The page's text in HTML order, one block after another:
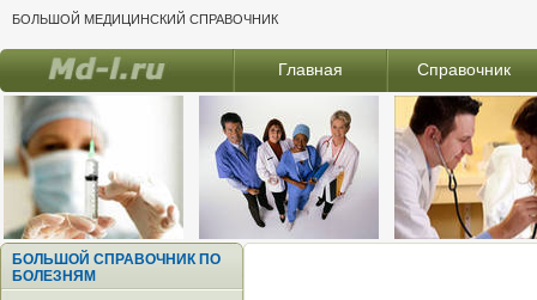
БОЛЬШОЙ МЕДИЦИНСКИЙ СПРАВОЧНИК
Главная Справочник
БОЛЬШОЙ СПРАВОЧНИК ПО
БОЛЕЗНЯМ